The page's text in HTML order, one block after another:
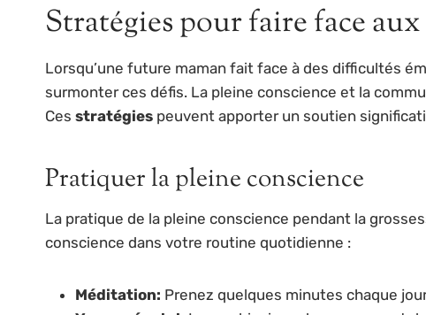
Stratégies pour faire face
Lorsqu’une future maman fait face à des difficultés
surmonter ces défis. La pleine conscience et la
Ces stratégies peuvent apporter un soutien
Pratiquer la pleine conscience
La pratique de la pleine conscience pendant la
conscience dans votre routine quotidienne :
Méditation: Prenez quelques minutes chaque